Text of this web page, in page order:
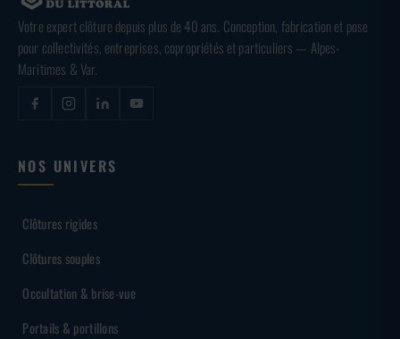
Votre expert clôture depuis plus de 40 ans. Conception, fabrication et pose
pour collectivités, entreprises, copropriétés et particuliers — Alpes-
Maritimes & Var.
NOS UNIVERS
Clôtures rigides
Clôtures souples
Occultation & brise-vue
Portails & portillons